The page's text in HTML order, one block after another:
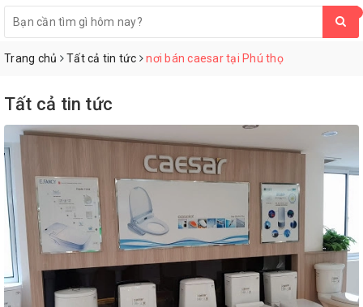
Trang chủ Tất cả tin tức nơi bán caesar tại Phú thọ
Tất cả tin tức